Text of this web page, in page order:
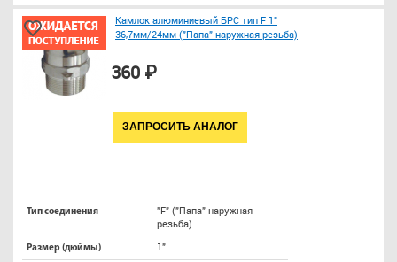
Камлок алюминиевый БРС тип F 1"
36,7мм/24мм ("Папа" наружная резьба)
360 ₽
ЗАПРОСИТЬ АНАЛОГ
Тип соединения
"F" ("Папа" наружная
резьба)
Размер (дюймы) 1"